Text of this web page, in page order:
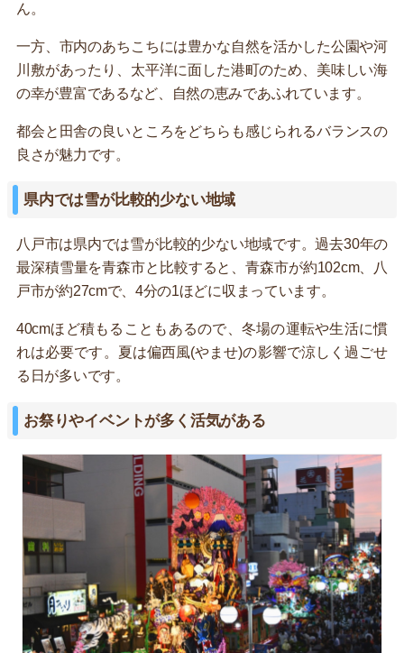
ん。
一方、市内のあちこちには豊かな自然を活かした公園や河
川敷があったり、太平洋に面した港町のため、美味しい海
の幸が豊富であるなど、自然の恵みであふれています。
都会と田舎の良いところをどちらも感じられるバランスの
良さが魅力です。
県内では雪が比較的少ない地域
八戸市は県内では雪が比較的少ない地域です。過去30年の
最深積雪量を青森市と比較すると、青森市が約102cm、八
戸市が約27cmで、4分の1ほどに収まっています。
40cmほど積もることもあるので、冬場の運転や生活に慣
れは必要です。夏は偏西風(やませ)の影響で涼しく過ごせ
る日が多いです。
お祭りやイベントが多く活気がある